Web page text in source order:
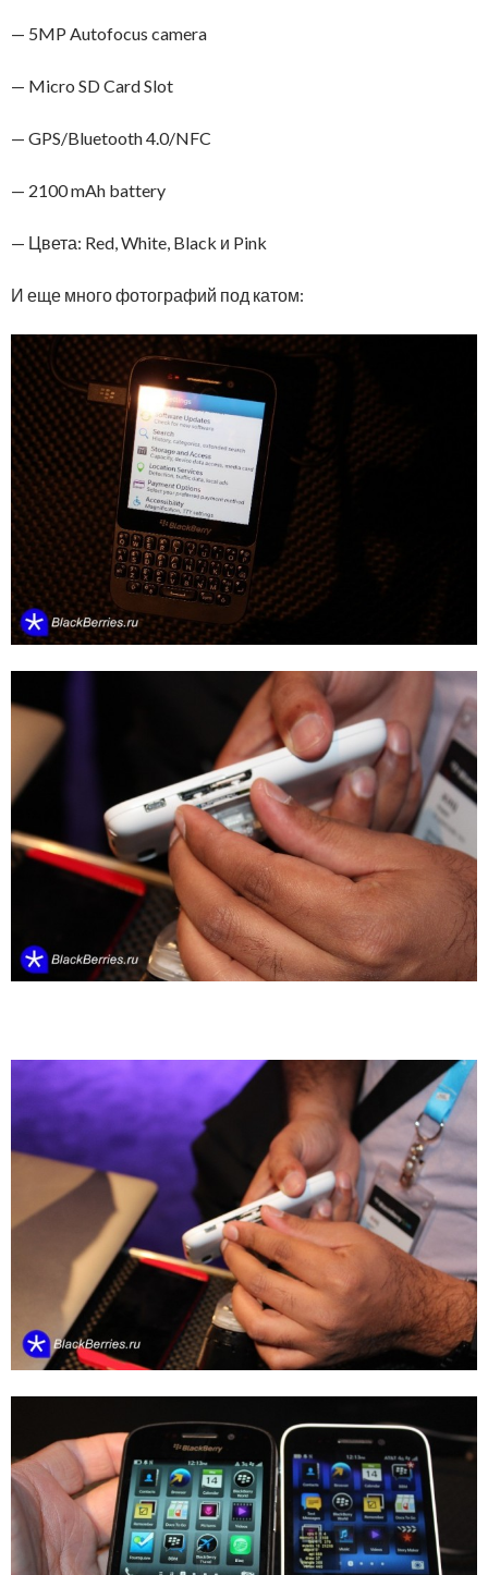
— 5MP Autofocus camera
— Micro SD Card Slot
— GPS/Bluetooth 4.0/NFC
— 2100 mAh battery
— Цвета: Red, White, Black и Pink
И еще много фотографий под катом: